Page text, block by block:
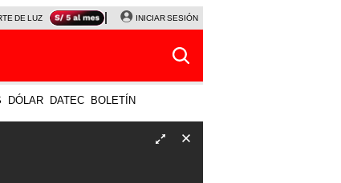
DE LUZ VIERNES 7 DE AGOSTO ALBERTO BENAVIDES
INICIAR SESIÓN
DÓLAR DATEC BOLETÍN